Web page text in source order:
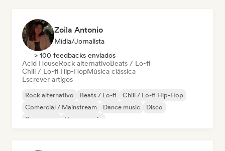
Zoila Antonio
Mídia/Jornalista
> 100 feedbacks enviados
Acid HouseRock alternativoBeats / Lo-fi
Chill / Lo-fi Hip-HopMúsica clássica
Escrever artigos
Rock alternativo Beats / Lo-fi
Chill / Lo-fi Hip-Hop
Comercial / Mainstream
Dance music
Disco
Dream pop
House music